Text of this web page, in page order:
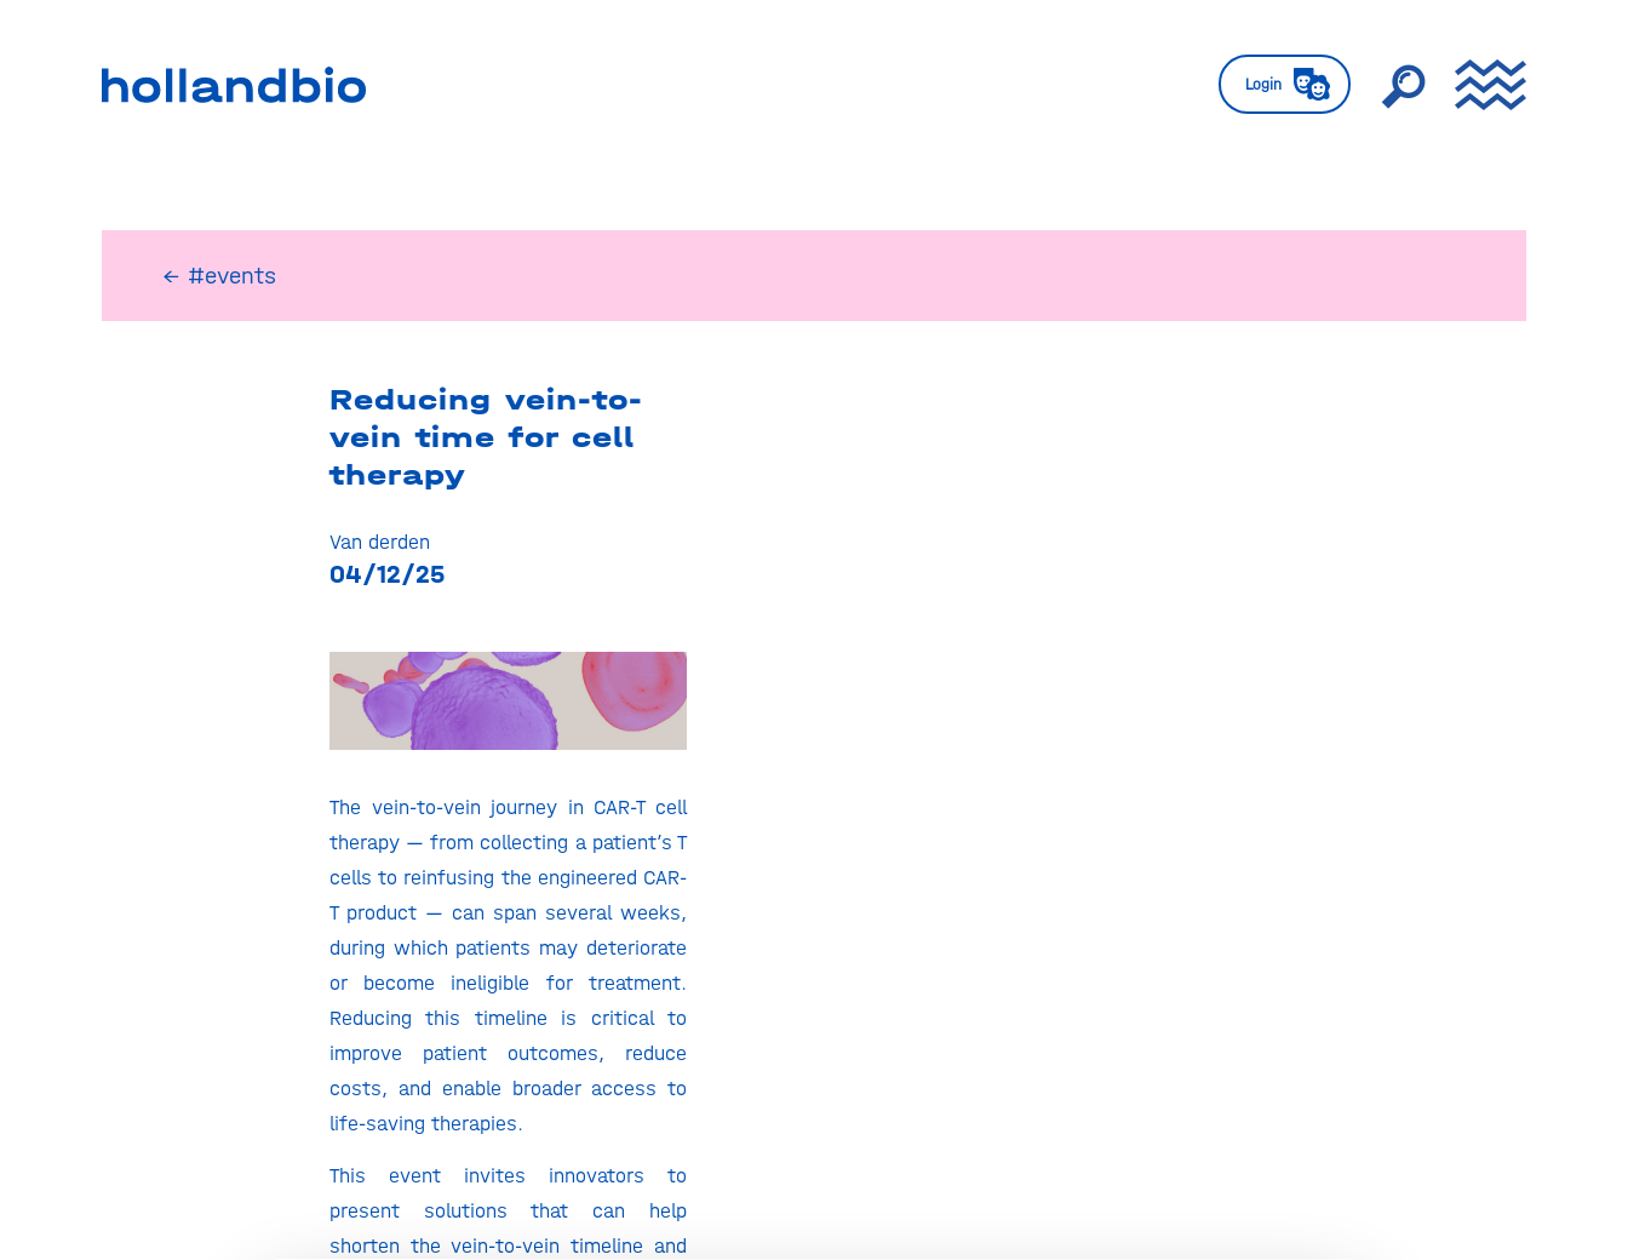
Login
← #events
Reducing vein-to-
vein time for cell
therapy
Van derden
04/12/25
The vein-to-vein journey in CAR-T cell
therapy — from collecting a patient’s T
cells to reinfusing the engineered CAR-
T product — can span several weeks,
during which patients may deteriorate
or become ineligible for treatment.
Reducing this timeline is critical to
improve patient outcomes, reduce
costs, and enable broader access to
life-saving therapies.
This event invites innovators to
present solutions that can help
shorten the vein-to-vein timeline and